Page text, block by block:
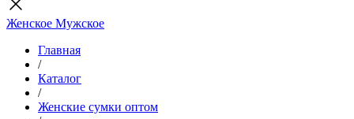
Женское Мужское
Главная
/
Каталог
/
Женские сумки оптом